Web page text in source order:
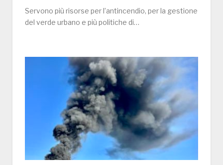
Servono più risorse per l’antincendio, per la gestione
del verde urbano e più politiche di…